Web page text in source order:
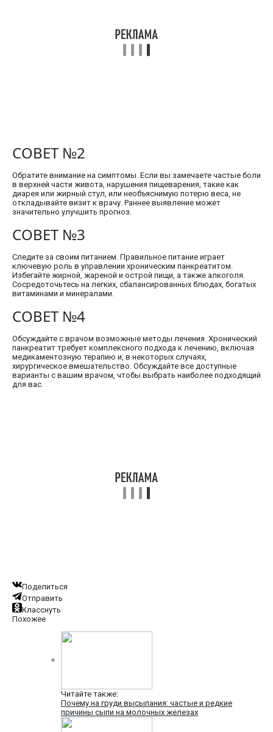
СОВЕТ №2
Обратите внимание на симптомы. Если вы замечаете частые боли
в верхней части живота, нарушения пищеварения, такие как
диарея или жирный стул, или необъяснимую потерю веса, не
откладывайте визит к врачу. Раннее выявление может
значительно улучшить прогноз.
СОВЕТ №3
Следите за своим питанием. Правильное питание играет
ключевую роль в управлении хроническим панкреатитом.
Избегайте жирной, жареной и острой пищи, а также алкоголя.
Сосредоточьтесь на легких, сбалансированных блюдах, богатых
витаминами и минералами.
СОВЕТ №4
Обсуждайте с врачом возможные методы лечения. Хронический
панкреатит требует комплексного подхода к лечению, включая
медикаментозную терапию и, в некоторых случаях,
хирургическое вмешательство. Обсуждайте все доступные
варианты с вашим врачом, чтобы выбрать наиболее подходящий
для вас.
Поделиться
Отправить
Класснуть
Похожее
Читайте также:
Почему на груди высыпания: частые и редкие
причины сыпи на молочных железах